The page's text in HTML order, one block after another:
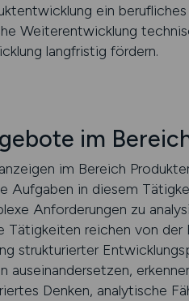
ein
Weiterentwicklung
langfristig fördern.
im
im Bereich
Aufgaben in diesem
Anforderungen zu
Tätigkeiten reichen von
strukturierter
auseinandersetzen,
Denken, analytische